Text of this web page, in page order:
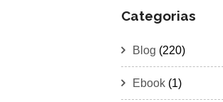
Categorias
Blog (220)
Ebook (1)